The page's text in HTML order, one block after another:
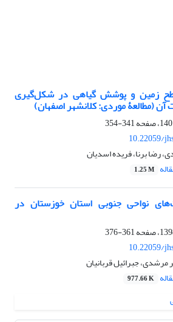
زمین و پوشش گیاهی در شکل‌گیری
آن (مطالعۀ موردی: کلانشهر اصفهان)
341-354
10.22059/
رضا برنا، فریده اسدیان
1.25 M
نواحی جنوبی استان خوزستان در
361-376
10.22059/
جبرائیل قربانیان
977.66 K